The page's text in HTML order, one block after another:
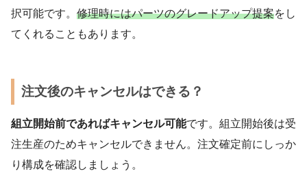
択可能です。 修理時にはパーツのグレードアップ提案をし
てくれることもあります。
注文後のキャンセルはできる？
組立開始前であればキャンセル可能です。組立開始後は受
注生産のためキャンセルできません。注文確定前にしっか
り構成を確認しましょう。